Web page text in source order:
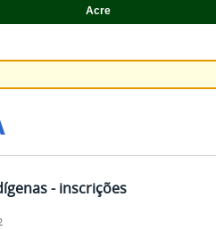
Acre
- inscrições